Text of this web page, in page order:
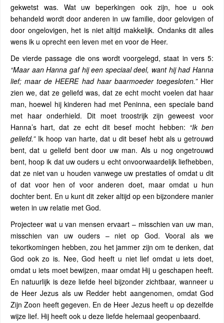
gekwetst was. Wat uw beperkingen ook zijn, hoe u ook
behandeld wordt door anderen in uw familie, door gelovigen of
door ongelovigen, het is niet altijd makkelijk. Ondanks dit alles
wens ik u oprecht een leven met en voor de Heer.
De vierde passage die ons wordt voorgelegd, staat in vers 5:
“Maar aan Hanna gaf hij een speciaal deel, want hij had Hanna
lief; maar de HEERE had haar baarmoeder toegesloten.”Hier
zien we, dat ze geliefd was, dat ze echt mocht voelen dat haar
man, hoewel hij kinderen had met Peninna, een speciale band
met haar onderhield. Dit moet troostrijk zijn geweest voor
Hanna’s hart, dat ze echt dit besef mocht hebben: “Ik ben
geliefd.”Ik hoop van harte, dat u dit besef hebt als u getrouwd
bent, dat u geliefd bent door uw man. Als u nog ongetrouwd
bent, hoop ik dat uw ouders u echt onvoorwaardelijk liefhebben,
dat ze niet van u houden vanwege uw prestaties of omdat u dit
of dat voor hen of voor anderen doet, maar omdat u hun
dochter bent. En u kunt dit zeker altijd op een bijzondere manier
weten in uw relatie met God.
Projecteer wat u van mensen ervaart – misschien van uw man,
misschien van uw ouders – niet op God. Vooral als we
tekortkomingen hebben, zou het jammer zijn om te denken, dat
God ook zo is. Nee, God heeft u niet lief omdat u iets doet,
omdat u iets moet bewijzen, maar omdat Hij u geschapen heeft.
En natuurlijk is deze liefde heel bijzonder zichtbaar, wanneer u
de Heer Jezus als uw Redder hebt aangenomen, omdat God
Zijn Zoon heeft gegeven. En de Heer Jezus heeft u op dezelfde
wijze lief. Hij heeft ook u deze liefde helemaal geopenbaard.